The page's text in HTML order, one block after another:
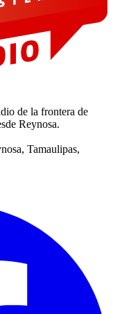
de la frontera de
Reynosa.
Tamaulipas,